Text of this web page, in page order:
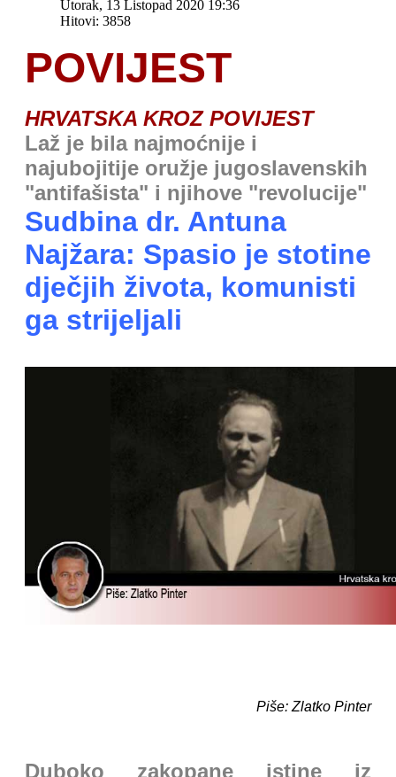
Utorak, 13 Listopad 2020 19:36
Hitovi: 3858
POVIJEST
HRVATSKA KROZ POVIJEST
Laž je bila najmoćnije i
najubojitije oružje jugoslavenskih
"antifašista" i njihove "revolucije"
Sudbina dr. Antuna
Najžara: Spasio je stotine
dječjih života, komunisti
ga strijeljali
Piše: Zlatko Pinter
Duboko zakopane istine iz